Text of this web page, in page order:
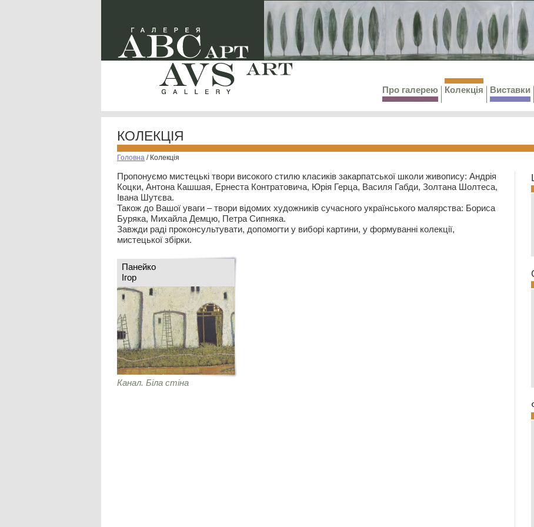
Про галерею Колекція Виставки
КОЛЕКЦІЯ
Головна / Колекція
Пропонуємо мистецькі твори високого стилю класиків закарпатської школи живопису: Андрія
Коцки, Антона Кашшая, Ернеста Контратовича, Юрія Герца, Василя Габди, Золтана Шолтеса,
Івана Шутєва.
Також до Вашої уваги – твори відомих художників сучасного українського малярства: Бориса
Буряка, Михайла Демцю, Петра Сипняка.
Завжди раді проконсультувати, допомогти у виборі картини, у формуванні колекції,
мистецької збірки.
Панейко
Ігор
Канал. Біла стіна